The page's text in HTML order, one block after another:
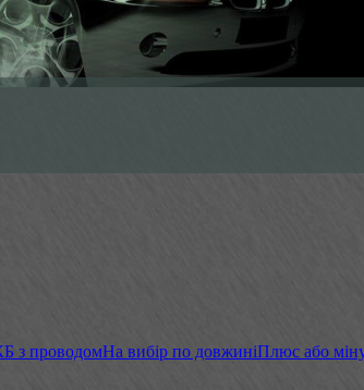
з проводомНа вибір по довжиніПлюс або